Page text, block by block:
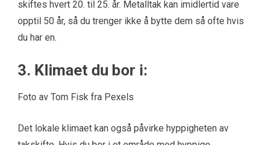
skiftes hvert 20. til 25. år. Metalltak kan imidlertid vare
opptil 50 år, så du trenger ikke å bytte dem så ofte hvis
du har en.
3. Klimaet du bor i:
Foto av Tom Fisk fra Pexels
Det lokale klimaet kan også påvirke hyppigheten av